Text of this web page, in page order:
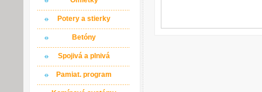
Potery a stierky
Betóny
Spojivá a plnivá
Pamiat. program